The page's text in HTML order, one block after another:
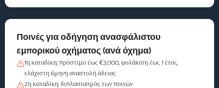
Ποινές για οδήγηση ανασφάλιστου
εμπορικού οχήματος (ανά όχημα)
1η καταδίκη: πρόστιμο έως €3.000, φυλάκιση έως 1 έτος,
ελάχιστη 6μηνη αναστολή άδειας
2η καταδίκη: διπλασιασμός των ποινών